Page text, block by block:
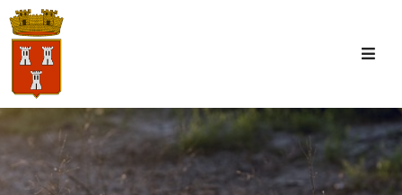
Accueil
La
Commune
Tourisme